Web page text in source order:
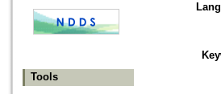
Tools